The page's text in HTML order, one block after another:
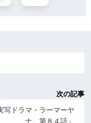
次の記事
写ドラマ・ラーマーヤ
ナ 第８４話」